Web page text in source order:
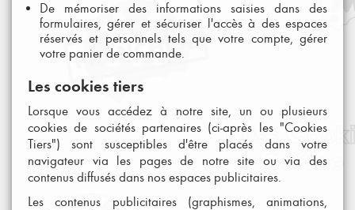
De mémoriser des informations saisies dans des
formulaires, gérer et sécuriser l'accès à des espaces
réservés et personnels tels que votre compte, gérer
votre panier de commande.
Les cookies tiers
Lorsque vous accédez à notre site, un ou plusieurs
cookies de sociétés partenaires (ci-après les "Cookies
Tiers") sont susceptibles d'être placés dans votre
navigateur via les pages de notre site ou via des
contenus diffusés dans nos espaces publicitaires.
Les contenus publicitaires (graphismes, animations,